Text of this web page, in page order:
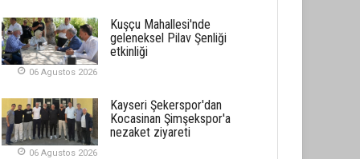
Merve Şimşek
İlgi Alanlarımız ve Biz
SABAHATTİN SÜRMEN
Kayserispor, Rizespor’la Nihayet 3
Kuşçu Mahallesi'nde
geleneksel Pilav Şenliği
etkinliği
06 Agustos 2026
Kayseri Şekerspor'dan
Kocasinan Şimşekspor'a
nezaket ziyareti
06 Agustos 2026